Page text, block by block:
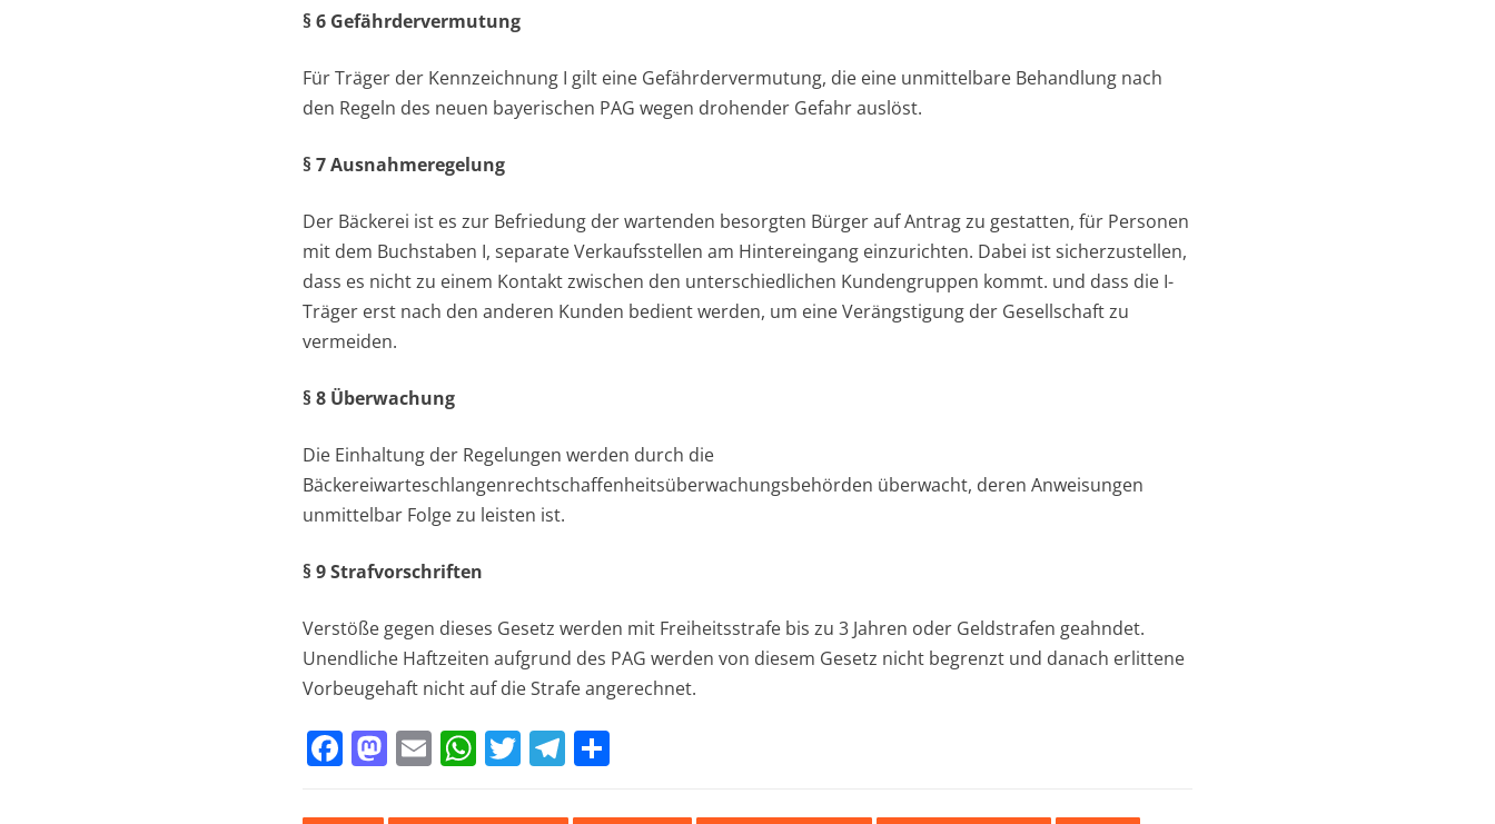
§ 6 Gefährdervermutung
Für Träger der Kennzeichnung I gilt eine Gefährdervermutung, die eine unmittelbare Behandlung nach
den Regeln des neuen bayerischen PAG wegen drohender Gefahr auslöst.
§ 7 Ausnahmeregelung
Der Bäckerei ist es zur Befriedung der wartenden besorgten Bürger auf Antrag zu gestatten, für Personen
mit dem Buchstaben I, separate Verkaufsstellen am Hintereingang einzurichten. Dabei ist sicherzustellen,
dass es nicht zu einem Kontakt zwischen den unterschiedlichen Kundengruppen kommt. und dass die I-
Träger erst nach den anderen Kunden bedient werden, um eine Verängstigung der Gesellschaft zu
vermeiden.
§ 8 Überwachung
Die Einhaltung der Regelungen werden durch die
Bäckereiwarteschlangenrechtschaffenheitsüberwachungsbehörden überwacht, deren Anweisungen
unmittelbar Folge zu leisten ist.
§ 9 Strafvorschriften
Verstöße gegen dieses Gesetz werden mit Freiheitsstrafe bis zu 3 Jahren oder Geldstrafen geahndet.
Unendliche Haftzeiten aufgrund des PAG werden von diesem Gesetz nicht begrenzt und danach erlittene
Vorbeugehaft nicht auf die Strafe angerechnet.
F M E W T T